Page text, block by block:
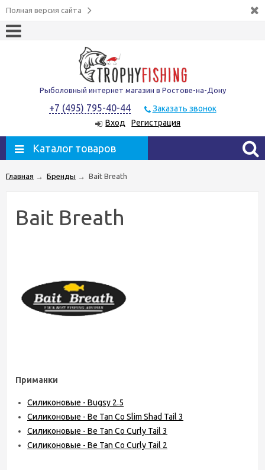
Полная версия сайта
Рыболовный интернет магазин в Ростове-на-Дону
+7 (495) 795-40-44
Заказать звонок
Вход
Регистрация
Каталог товаров
Главная → Бренды → Bait Breath
Bait Breath
Приманки
Силиконовые - Bugsy 2.5
Силиконовые - Be Tan Co Slim Shad Tail 3
Силиконовые - Be Tan Co Curly Tail 3
Силиконовые - Be Tan Co Curly Tail 2